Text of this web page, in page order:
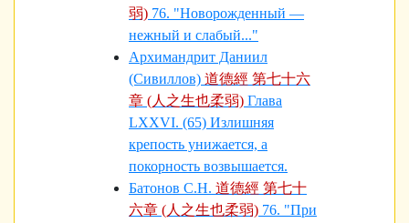
弱) 76. "Новорожденный —
нежный и слабый..."
Архимандрит Даниил
(Сивиллов) 道德經 第七十六
章 (人之生也柔弱) Глава
LXXVI. (65) Излишняя
крепость унижается, а
покорность возвышается.
Батонов С.Н. 道德經 第七十
六章 (人之生也柔弱) 76. "При